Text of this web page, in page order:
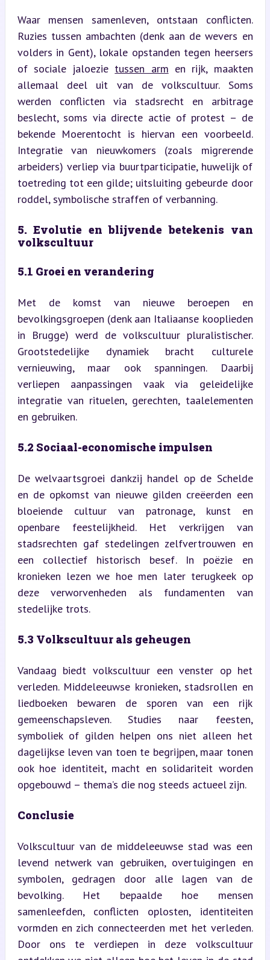
Waar mensen samenleven, ontstaan conflicten.
Ruzies tussen ambachten (denk aan de wevers en
volders in Gent), lokale opstanden tegen heersers
of sociale jaloezie tussen arm en rijk, maakten
allemaal deel uit van de volkscultuur. Soms
werden conflicten via stadsrecht en arbitrage
beslecht, soms via directe actie of protest – de
bekende Moerentocht is hiervan een voorbeeld.
Integratie van nieuwkomers (zoals migrerende
arbeiders) verliep via buurtparticipatie, huwelijk of
toetreding tot een gilde; uitsluiting gebeurde door
roddel, symbolische straffen of verbanning.
5. Evolutie en blijvende betekenis van
volkscultuur
5.1 Groei en verandering
Met de komst van nieuwe beroepen en
bevolkingsgroepen (denk aan Italiaanse kooplieden
in Brugge) werd de volkscultuur pluralistischer.
Grootstedelijke dynamiek bracht culturele
vernieuwing, maar ook spanningen. Daarbij
verliepen aanpassingen vaak via geleidelijke
integratie van rituelen, gerechten, taalelementen
en gebruiken.
5.2 Sociaal-economische impulsen
De welvaartsgroei dankzij handel op de Schelde
en de opkomst van nieuwe gilden creëerden een
bloeiende cultuur van patronage, kunst en
openbare feestelijkheid. Het verkrijgen van
stadsrechten gaf stedelingen zelfvertrouwen en
een collectief historisch besef. In poëzie en
kronieken lezen we hoe men later terugkeek op
deze verworvenheden als fundamenten van
stedelijke trots.
5.3 Volkscultuur als geheugen
Vandaag biedt volkscultuur een venster op het
verleden. Middeleeuwse kronieken, stadsrollen en
liedboeken bewaren de sporen van een rijk
gemeenschapsleven. Studies naar feesten,
symboliek of gilden helpen ons niet alleen het
dagelijkse leven van toen te begrijpen, maar tonen
ook hoe identiteit, macht en solidariteit worden
opgebouwd – thema’s die nog steeds actueel zijn.
Conclusie
Volkscultuur van de middeleeuwse stad was een
levend netwerk van gebruiken, overtuigingen en
symbolen, gedragen door alle lagen van de
bevolking. Het bepaalde hoe mensen
samenleefden, conflicten oplosten, identiteiten
vormden en zich connecteerden met het verleden.
Door ons te verdiepen in deze volkscultuur